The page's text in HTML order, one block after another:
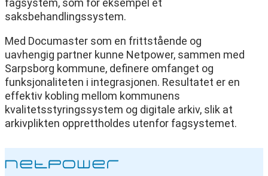
fagsystem, som for eksempel et
saksbehandlingssystem.
Med Documaster som en frittstående og
uavhengig partner kunne Netpower, sammen med
Sarpsborg kommune, definere omfanget og
funksjonaliteten i integrasjonen. Resultatet er en
effektiv kobling mellom kommunens
kvalitetsstyringssystem og digitale arkiv, slik at
arkivplikten opprettholdes utenfor fagsystemet.